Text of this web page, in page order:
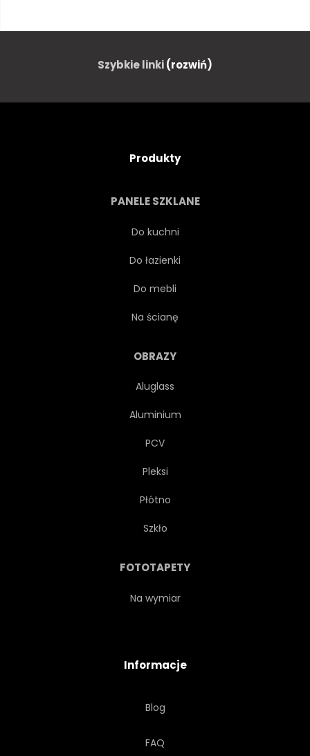
KOLOROWY KWIATOWY
SERCE KOPIA
MARZENIE
FANTAZJA
Szybkie linki(rozwiń)
Produkty
PANELE SZKLANE
Do kuchni
Do łazienki
Do mebli
Na ścianę
OBRAZY
Aluglass
Aluminium
PCV
Pleksi
Płótno
Szkło
FOTOTAPETY
Na wymiar
Informacje
Blog
FAQ